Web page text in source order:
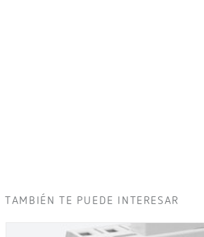
TAMBIÉN TE PUEDE INTERESAR